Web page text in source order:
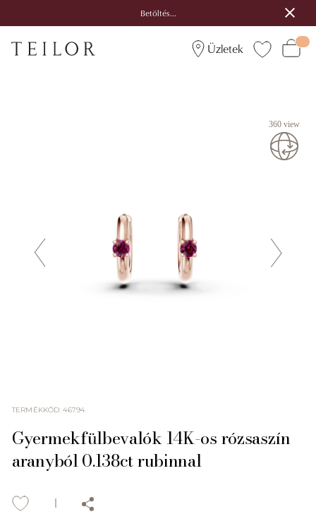
Betöltés...
Üzletek
360 view
TERMÉKKÓD:46794
Gyermekfülbevalók 14K-os rózsaszín
aranyból 0.138ct rubinnal